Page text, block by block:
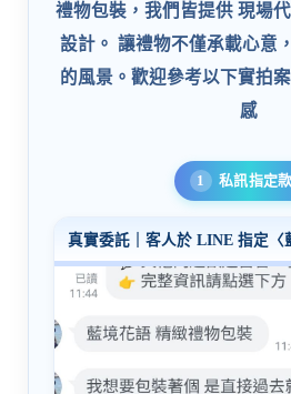
禮物包裝 ，我們皆提供 現場
設計。 讓禮物不僅承載心意
的風景。歡迎參考以下實拍
感
私訊指定
真實委託｜客人於 LINE 指定〈